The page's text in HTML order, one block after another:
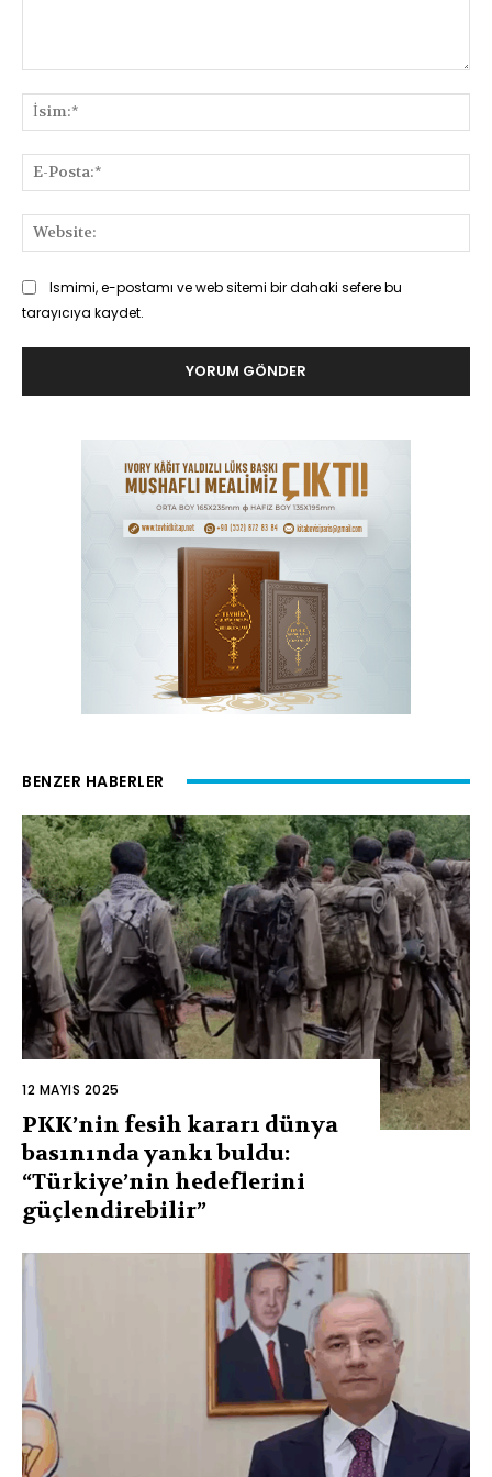
Ismimi, e-postamı ve web sitemi bir dahaki sefere bu
tarayıcıya kaydet.
BENZER HABERLER
12 MAYIS 2025
PKK’nin fesih kararı dünya
basınında yankı buldu:
“Türkiye’nin hedeflerini
güçlendirebilir”